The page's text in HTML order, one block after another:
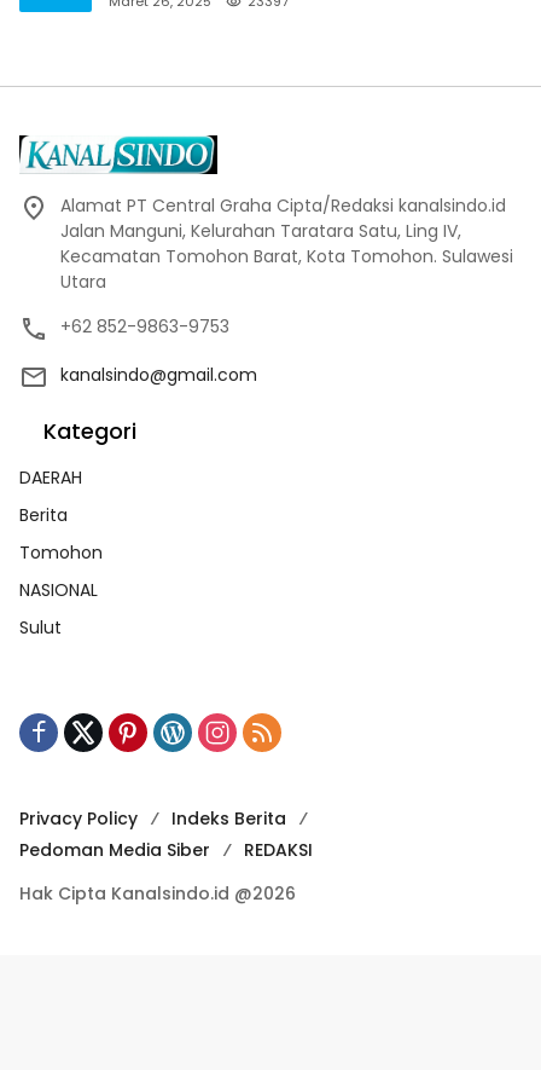
Alamat PT Central Graha Cipta/Redaksi kanalsindo.id
Jalan Manguni, Kelurahan Taratara Satu, Ling IV,
Kecamatan Tomohon Barat, Kota Tomohon. Sulawesi
Utara
+62 852-9863-9753
kanalsindo@gmail.com
Kategori
DAERAH
Berita
Tomohon
NASIONAL
Sulut
Privacy Policy
Indeks Berita
Pedoman Media Siber
REDAKSI
Hak Cipta Kanalsindo.id @2026